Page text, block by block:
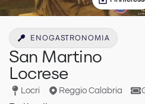
ENOGASTRONOMIA
San Martino
Locrese
Locri Reggio Calabria